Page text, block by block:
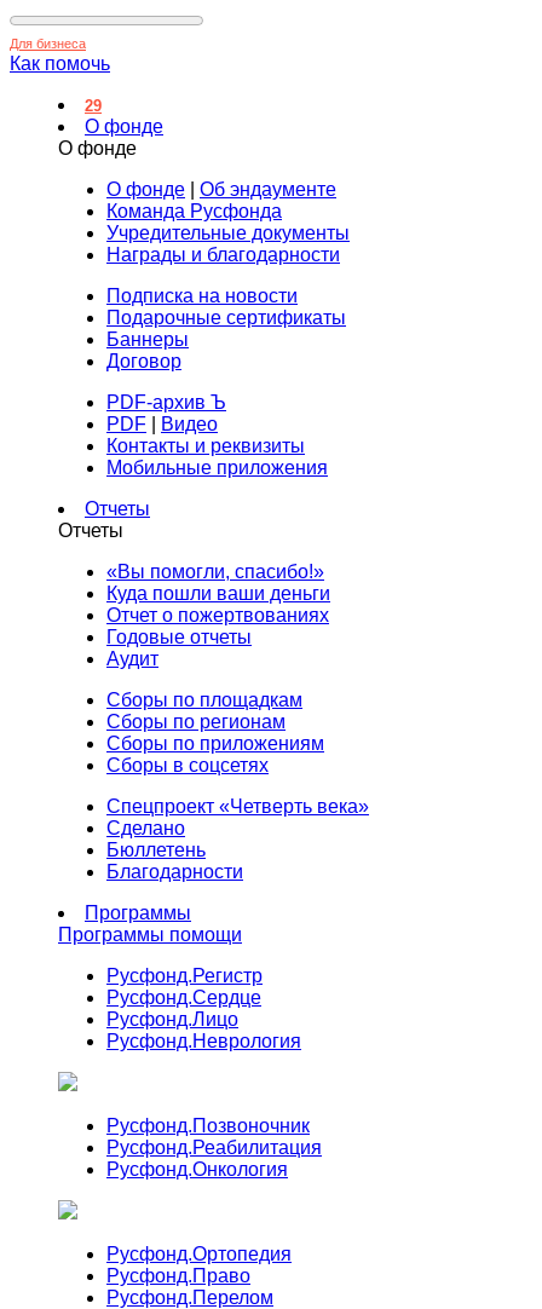
Для бизнеса
Как помочь
29
О фонде
О фонде
О фонде
Об эндаументе
Команда Русфонда
Учредительные документы
Награды и благодарности
Подписка на новости
Подарочные сертификаты
Баннеры
Договор
PDF-архив Ъ
PDF
Видео
Контакты и реквизиты
Мобильные приложения
Отчеты
Отчеты
«Вы помогли, спасибо!»
Куда пошли ваши деньги
Отчет о пожертвованиях
Годовые отчеты
Аудит
Сборы по площадкам
Сборы по регионам
Сборы по приложениям
Сборы в соцсетях
Спецпроект «Четверть века»
Сделано
Бюллетень
Благодарности
Программы
Программы помощи
Русфонд.Регистр
Русфонд.Сердце
Русфонд.Лицо
Русфонд.Неврология
Русфонд.Позвоночник
Русфонд.Реабилитация
Русфонд.Онкология
Русфонд.Ортопедия
Русфонд.Право
Русфонд.Перелом